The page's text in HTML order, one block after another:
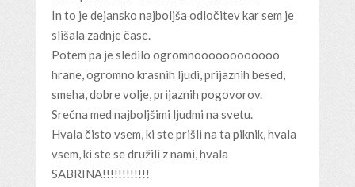
In to je dejansko najboljša odločitev kar sem je
slišala zadnje čase.
Potem pa je sledilo ogromnoooooooooooo
hrane, ogromno krasnih ljudi, prijaznih besed,
smeha, dobre volje, prijaznih pogovorov.
Srečna med najboljšimi ljudmi na svetu.
Hvala čisto vsem, ki ste prišli na ta piknik, hvala
vsem, ki ste se družili z nami, hvala
SABRINA!!!!!!!!!!!!